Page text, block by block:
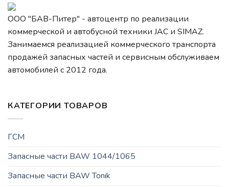
ООО "БАВ-Питер" - автоцентр по реализации
коммерческой и автобусной техники JAC и SIMAZ.
Занимаемся реализацией коммерческого транспорта
продажей запасных частей и сервисным обслуживаем
автомобилей c 2012 года.
КАТЕГОРИИ ТОВАРОВ
ГСМ
Запасные части BAW 1044/1065
Запасные части BAW Tonik